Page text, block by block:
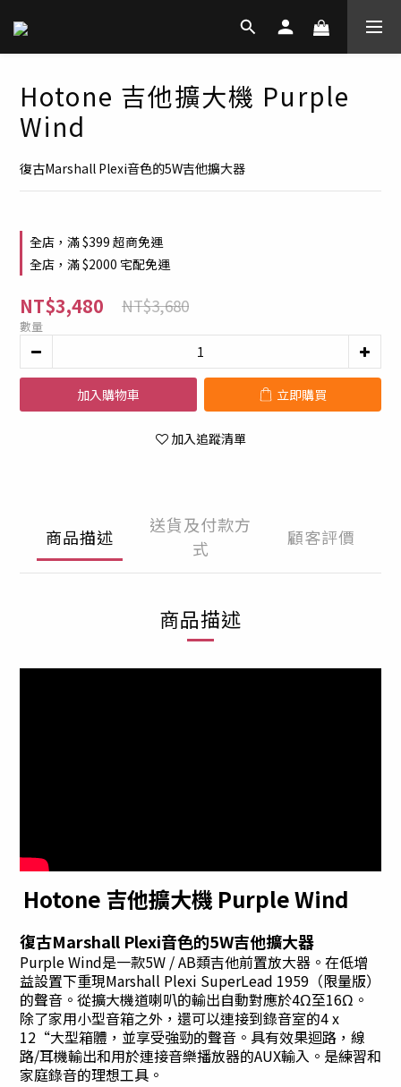
Hotone 吉他擴大機 Purple
Wind
復古Marshall Plexi音色的5W吉他擴大器
全店，滿 $399 超商免運
全店，滿 $2000 宅配免運
NT$3,480 NT$3,680
數量
加入購物車 立即購買
加入追蹤清單
商品描述
送貨及付款方
式
顧客評價
商品描述
Hotone 吉他擴大機 Purple Wind
復古Marshall Plexi音色的5W吉他擴大器
Purple Wind是一款5W / AB類吉他前置放大器。在低增
益設置下重現Marshall Plexi SuperLead 1959（限量版）
的聲音。從擴大機道喇叭的輸出自動對應於4Ω至16Ω。
除了家用小型音箱之外，還可以連接到錄音室的4 x
12“大型箱體，並享受強勁的聲音。具有效果迴路，線
路/耳機輸出和用於連接音樂播放器的AUX輸入。是練習和
家庭錄音的理想工具。